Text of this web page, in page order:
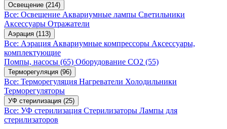
Освещение (214)
Все: Освещение Аквариумные лампы Светильники
Аксессуары Отражатели
Аэрация (113)
Все: Аэрация Аквариумные компрессоры Аксессуары,
комплектующие
Помпы, насосы (65) Оборудование CO2 (55)
Терморегуляция (96)
Все: Терморегуляция Нагреватели Холодильники
Терморегуляторы
УФ стерилизация (25)
Все: УФ стерилизация Стерилизаторы Лампы для
стерилизаторов